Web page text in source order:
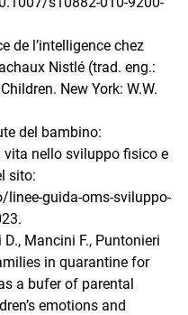
de l’intelligence chez
Nistlé (trad. eng.:
New York: W.W.
del bambino:
vita nello sviluppo fisico e
sito:
guida-oms-sviluppo-
Mancini F., Puntonieri
in quarantine for
a bufer of parental
emotions and